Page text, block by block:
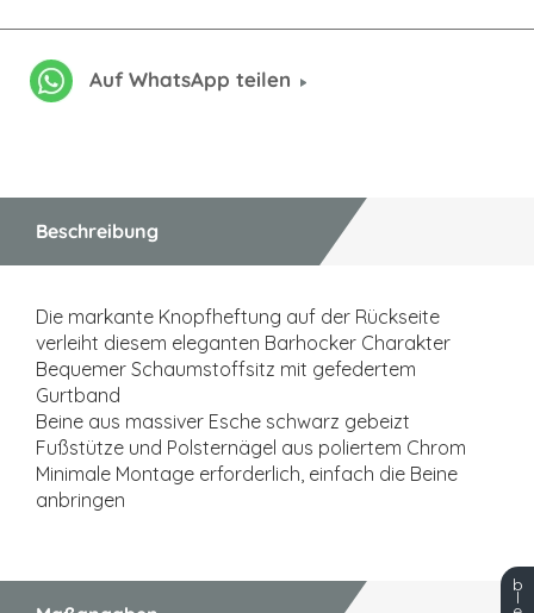
Auf WhatsApp teilen
Beschreibung
Die markante Knopfheftung auf der Rückseite
verleiht diesem eleganten Barhocker Charakter
Bequemer Schaumstoffsitz mit gefedertem
Gurtband
Beine aus massiver Esche schwarz gebeizt
Fußstütze und Polsternägel aus poliertem Chrom
Minimale Montage erforderlich, einfach die Beine
anbringen
b
l